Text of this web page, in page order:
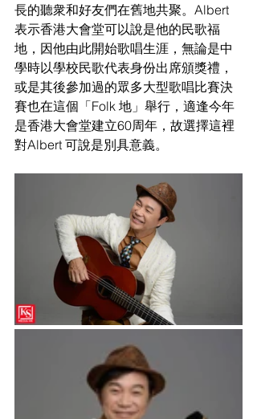
長的聽衆和好友們在舊地共聚。Albert
表示香港大會堂可以說是他的民歌福
地，因他由此開始歌唱生涯，無論是中
學時以學校民歌代表身份出席頒獎禮，
或是其後參加過的眾多大型歌唱比賽決
賽也在這個「Folk 地」舉行，適逢今年
是香港大會堂建立60周年，故選擇這裡
對Albert 可說是別具意義。